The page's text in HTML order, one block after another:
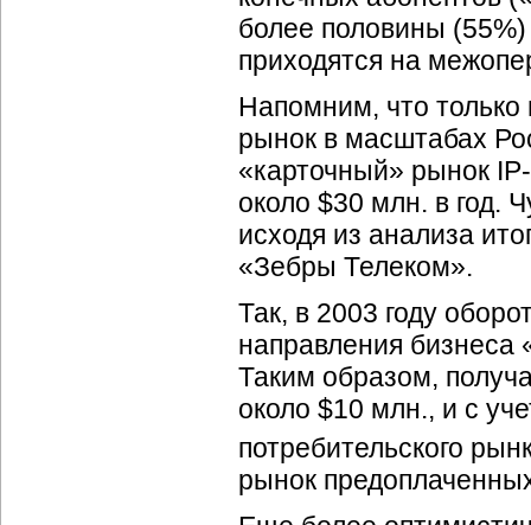
более половины
приходятся на
Напомним, что
рынок в масштабах
«карточный» рынок
около $30 млн. в год.
исходя из анализа
«Зебры Телеком».
Так, в 2003 году
направления
Таким образом,
около $10 млн., и с
потребительского
рынок